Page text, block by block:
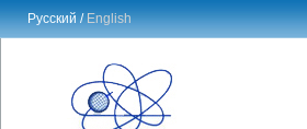
Русский /English